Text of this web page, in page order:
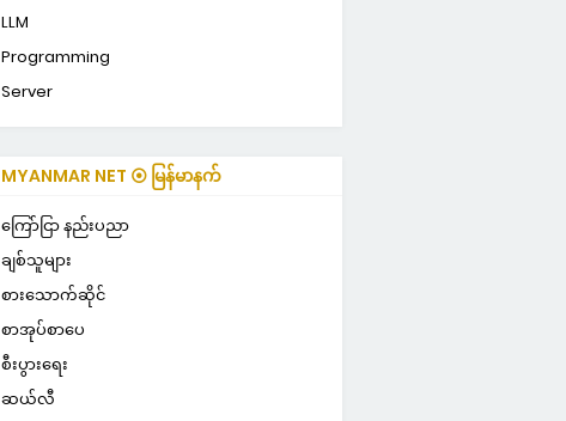
LLM
Programming
Server
MYANMAR NET ⦿ မြန်မာနက်
ကြော်ငြာ နည်းပညာ
ချစ်သူများ
စားသောက်ဆိုင်
စာအုပ်စာပေ
စီးပွားရေး
ဆယ်လီ